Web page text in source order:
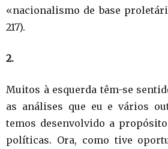
«nacionalismo de base
217).
2.
Muitos à esquerda têm-se
as análises que eu e vários
temos desenvolvido a
políticas. Ora, como tive